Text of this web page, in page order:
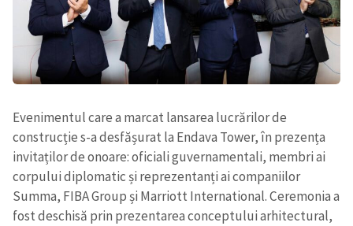
Evenimentul care a marcat lansarea lucrărilor de
construcție s-a desfășurat la Endava Tower, în prezența
invitaților de onoare: oficiali guvernamentali, membri ai
corpului diplomatic și reprezentanți ai companiilor
Summa, FIBA Group și Marriott International. Ceremonia a
fost deschisă prin prezentarea conceptului arhitectural,